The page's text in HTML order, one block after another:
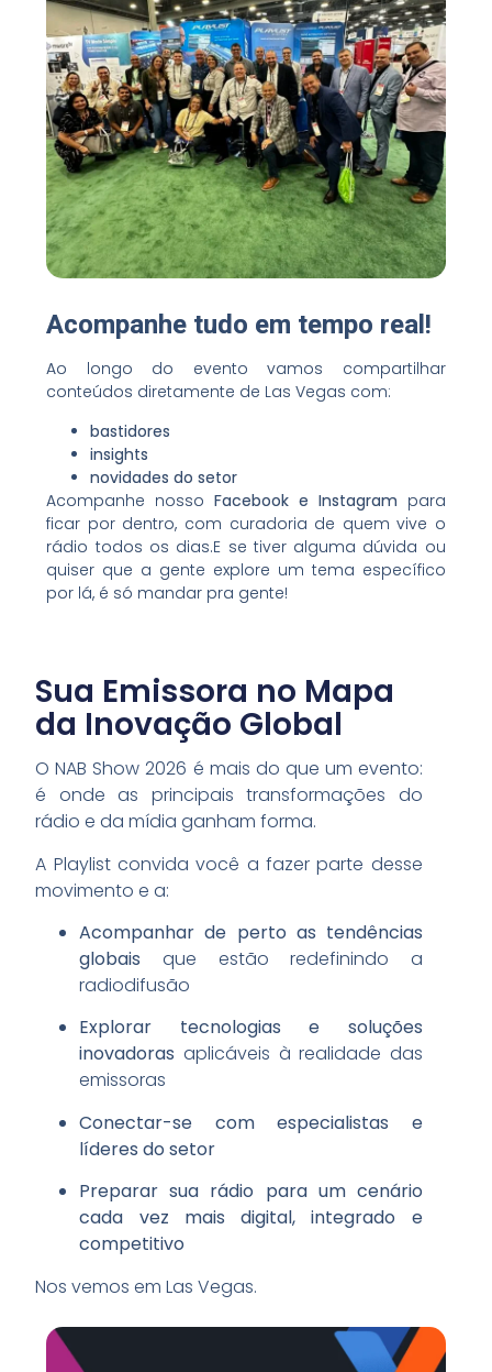
Acompanhe tudo em tempo real!
Ao longo do evento vamos compartilhar
conteúdos diretamente de Las Vegas com:
bastidores
insights
novidades do setor
Acompanhe nossoFacebook e Instagram para
ficar por dentro, com curadoria de quem vive o
rádio todos os dias.E se tiver alguma dúvida ou
quiser que a gente explore um tema específico
por lá, é só mandar pra gente!
Sua Emissora no Mapa
da Inovação Global
ONAB Show 2026 é mais do que um evento:
é onde as principais transformações do
rádio e da mídia ganham forma.
A Playlist convida você a fazer parte desse
movimento e a:
Acompanhar de perto as tendências
globais que estão redefinindo a
radiodifusão
Explorar tecnologias e soluções
inovadoras aplicáveis à realidade das
emissoras
Conectar-se com especialistas e
líderes do setor
Preparar sua rádio para um cenário
cada vez mais digital, integrado e
competitivo
Nos vemos emLas Vegas.